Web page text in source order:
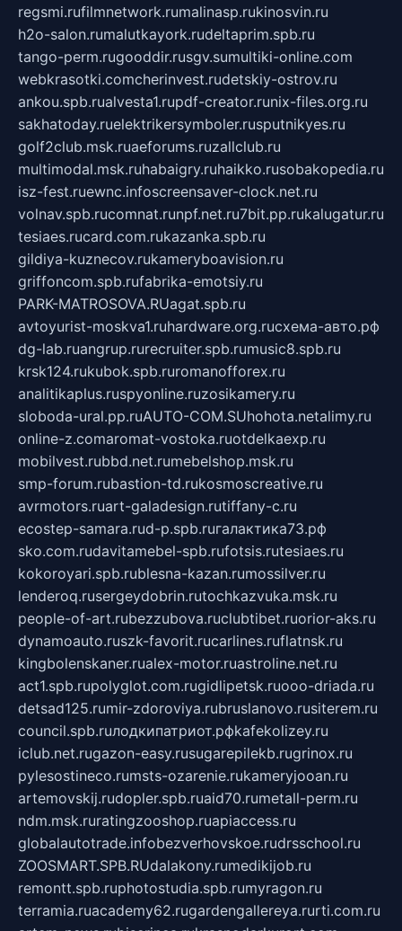
regsmi.rufilmnetwork.rumalinasp.rukinosvin.ru
h2o-salon.rumalutkayork.rudeltaprim.spb.ru
tango-perm.rugooddir.rusgv.sumultiki-online.com
webkrasotki.comcherinvest.rudetskiy-ostrov.ru
ankou.spb.rualvesta1.rupdf-creator.runix-files.org.ru
sakhatoday.ruelektrikersymboler.rusputnikyes.ru
golf2club.msk.ruaeforums.ruzallclub.ru
multimodal.msk.ruhabaigry.ruhaikko.rusobakopedia.ru
isz-fest.ruewnc.infoscreensaver-clock.net.ru
volnav.spb.rucomnat.runpf.net.ru7bit.pp.rukalugatur.ru
tesiaes.rucard.com.rukazanka.spb.ru
gildiya-kuznecov.rukameryboavision.ru
griffoncom.spb.rufabrika-emotsiy.ru
PARK-MATROSOVA.RUagat.spb.ru
avtoyurist-moskva1.ruhardware.org.ruсхема-авто.рф
dg-lab.ruangrup.rurecruiter.spb.rumusic8.spb.ru
krsk124.rukubok.spb.ruromanofforex.ru
analitikaplus.ruspyonline.ruzosikamery.ru
sloboda-ural.pp.ruAUTO-COM.SUhohota.netalimy.ru
online-z.comaromat-vostoka.ruotdelkaexp.ru
mobilvest.rubbd.net.rumebelshop.msk.ru
smp-forum.rubastion-td.rukosmoscreative.ru
avrmotors.ruart-galadesign.rutiffany-c.ru
ecostep-samara.rud-p.spb.ruгалактика73.рф
sko.com.rudavitamebel-spb.rufotsis.rutesiaes.ru
kokoroyari.spb.rublesna-kazan.rumossilver.ru
lenderoq.rusergeydobrin.rutochkazvuka.msk.ru
people-of-art.rubezzubova.ruclubtibet.ruorior-aks.ru
dynamoauto.ruszk-favorit.rucarlines.ruflatnsk.ru
kingbolenskaner.rualex-motor.ruastroline.net.ru
act1.spb.rupolyglot.com.rugidlipetsk.ruooo-driada.ru
detsad125.rumir-zdoroviya.rubruslanovo.rusiterem.ru
council.spb.ruлодкипатриот.рфkafekolizey.ru
iclub.net.rugazon-easy.rusugarepilekb.rugrinox.ru
pylesostineco.rumsts-ozarenie.rukameryjooan.ru
artemovskij.rudopler.spb.ruaid70.rumetall-perm.ru
ndm.msk.ruratingzooshop.ruapiaccess.ru
globalautotrade.infobezverhovskoe.rudrsschool.ru
ZOOSMART.SPB.RUdalakony.rumedikijob.ru
remontt.spb.ruphotostudia.spb.rumyragon.ru
terramia.ruacademy62.rugardengallereya.rurti.com.ru